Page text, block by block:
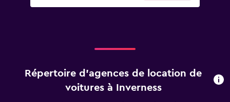
Répertoire d’agences de location de
voitures à Inverness